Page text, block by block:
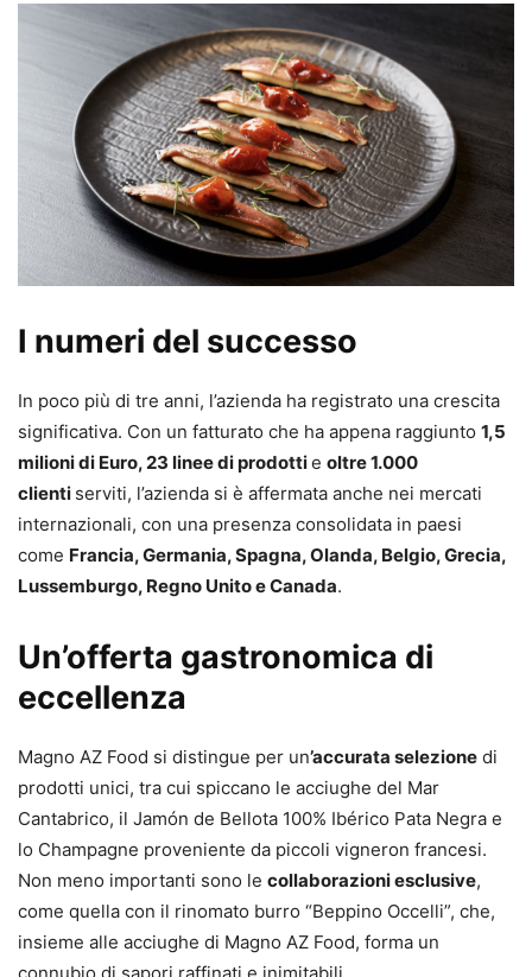
I numeri del successo
In poco più di tre anni, l’azienda ha registrato una crescita
significativa. Con un fatturato che ha appena raggiunto 1,5
milioni di Euro, 23 linee di prodottie oltre 1.000
clienti serviti, l’azienda si è affermata anche nei mercati
internazionali, con una presenza consolidata in paesi
come Francia, Germania, Spagna, Olanda, Belgio, Grecia,
Lussemburgo, Regno Unito e Canada.
Un’offerta gastronomica di
eccellenza
Magno AZ Food si distingue per un’accurata selezione di
prodotti unici, tra cui spiccano le acciughe del Mar
Cantabrico, il Jamón de Bellota 100% Ibérico Pata Negra e
lo Champagne proveniente da piccoli vigneron francesi.
Non meno importanti sono le collaborazioni esclusive,
come quella con il rinomato burro “Beppino Occelli”, che,
insieme alle acciughe di Magno AZ Food, forma un
connubio di sapori raffinati e inimitabili.